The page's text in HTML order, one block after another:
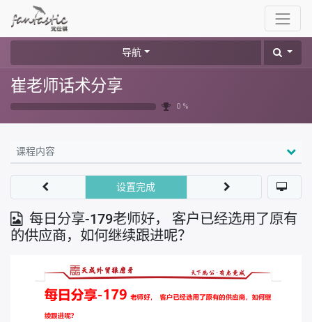
导航
崔老师话术分享
0 %
课程内容
每日分享-179老师好， 客户已经选用了原有
的供应商，如何继续跟进呢？
设置完成